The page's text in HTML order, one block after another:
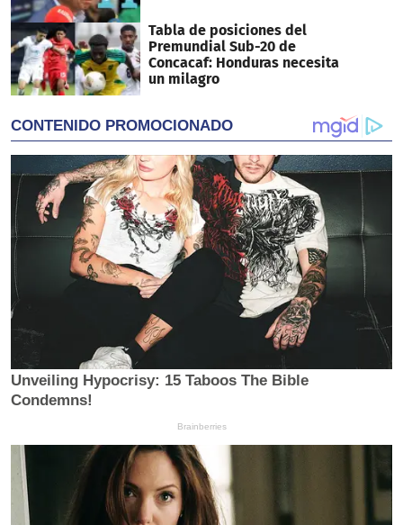
Tabla de posiciones del
Premundial Sub-20 de
Concacaf: Honduras necesita
un milagro